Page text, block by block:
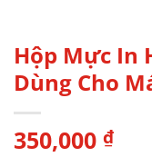
Hộp Mực In
Dùng Cho
350,000 ₫